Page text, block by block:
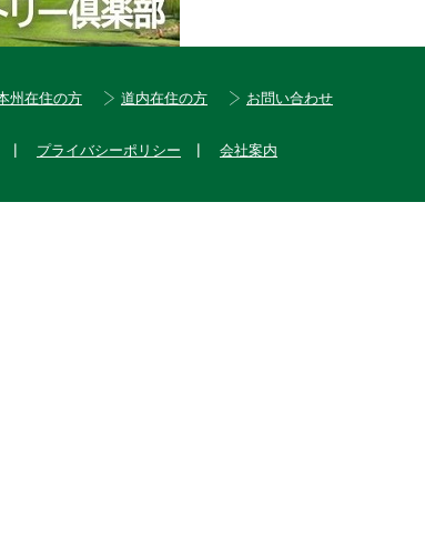
州在住の方 道内在住の方 お問い合わせ
プライバシーポリシー 会社案内